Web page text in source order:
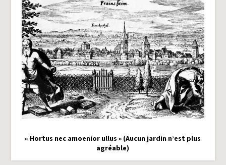
« Hortus nec amoenior ullus » (Aucun jardin n’est plus
agréable)